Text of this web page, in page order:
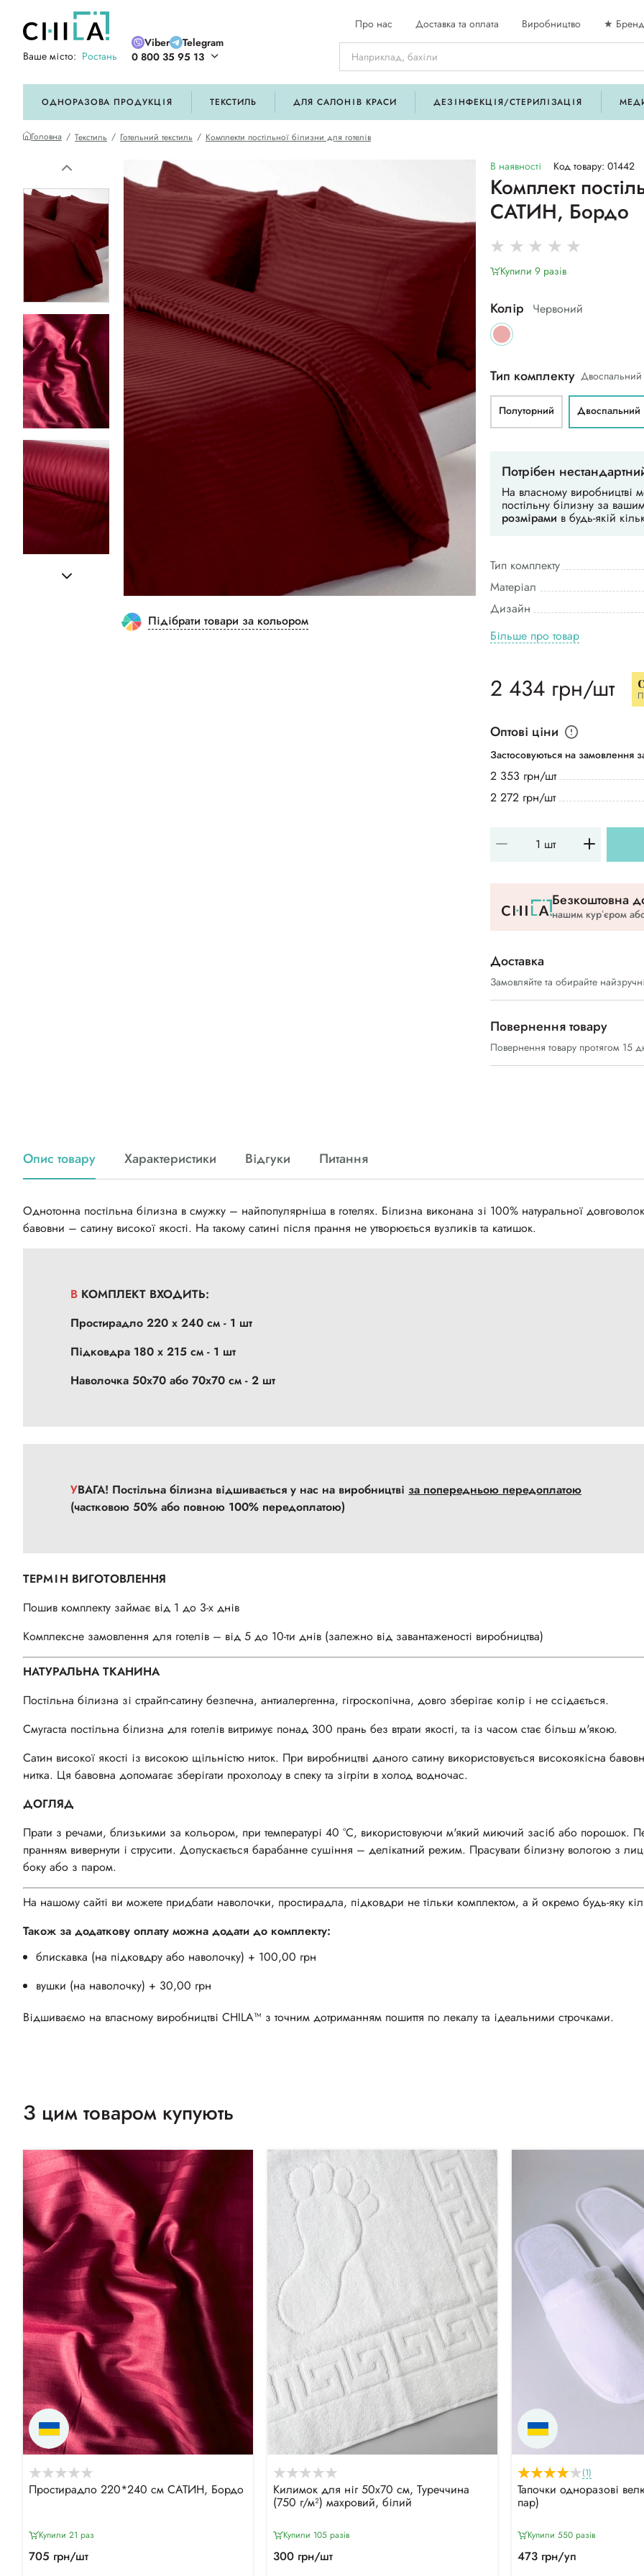
Ваше місто: Ростань
Viber
Telegram
0 800 35 95 13
Про нас Доставка та оплата Виробництво ★
ОДНОРАЗОВА ПРОДУКЦІЯ ТЕКСТИЛЬ ДЛЯ САЛОНІВ КРАСИ ДЕЗІНФЕКЦІЯ/СТЕРИЛІЗАЦІЯ
Головна Текстиль Готельний текстиль Комплекти постільної білизни для готелів
Підібрати товари за кольором
В наявності Код товару: 01442
Комплект
САТИН, Бордо
Купили 9 разiв
Колір Червоний
Тип комплекту Двоспальний
Полуторний Двоспальний
Потрібен
На власному виробництві
постільну білизну за
розмірами в будь-якій
Тип комплекту
Матеріал
Дизайн
Більше про товар
2 434 грн/шт
Оптові ціни
Застосовуються на замовлення
2 353 грн/шт
2 272 грн/шт
Безкоштовна
нашим курʼєром
Доставка
Замовляйте та обирайте
Повернення товару
Повернення товару протягом 15
Опис товару Характеристики Відгуки Питання
Однотонна постільна білизна в смужку – найпопулярніша в готелях. Білизна виконана зі 100% натуральної
бавовни – сатину високої якості. На такому сатині після прання не утворюється вузликів та катишок.
В КОМПЛЕКТ ВХОДИТЬ:
Простирадло 220 х 240 см - 1 шт
Підковдра 180 х 215 см - 1 шт
Наволочка 50х70 або 70х70 см - 2 шт
УВАГА! Постільна білизна відшивається у нас на виробництві за попередньою передоплатою
(частковою 50% або повною 100% передоплатою)
ТЕРМІН ВИГОТОВЛЕННЯ
Пошив комплекту займає від 1 до 3-х днів
Комплексне замовлення для готелів – від 5 до 10-ти днів (залежно від завантаженості виробництва)
НАТУРАЛЬНА ТКАНИНА
Постільна білизна зі страйп-сатину безпечна, антиалергенна, гігроскопічна, довго зберігає колір і не ссідається.
Смугаста постільна білизна для готелів витримує понад 300 прань без втрати якості, та із часом стає більш м'якою.
Сатин високої якості із високою щільністю ниток. При виробництві даного сатину використовується високоякісна
нитка. Ця бавовна допомагає зберігати прохолоду в спеку та зігріти в холод водночас.
ДОГЛЯД
Прати з речами, близькими за кольором, при температурі 40 °С, використовуючи м'який миючий засіб або порошок.
пранням вивернути і струсити. Допускається барабанне сушіння – делікатний режим. Прасувати білизну вологою з
боку або з паром.
На нашому сайті ви можете придбати наволочки, простирадла, підковдри не тільки комплектом, а й окремо будь-яку
Також за додаткову оплату можна додати до комплекту:
блискавка (на підковдру або наволочку) + 100,00 грн
вушки (на наволочку) + 30,00 грн
Відшиваємо на власному виробництві CHILA™ з точним дотриманням пошиття по лекалу та ідеальними строчками.
З цим товаром купують
Простирадло 220*240 см САТИН, Бордо
Купили 21 раз
705 грн/шт
Килимок для ніг 50х70 см, Туреччина
(750 г/м²) махровий, білий
Купили 105 разiв
300 грн/шт
(1)
Тапочки одноразові
пар)
Купили 550 разiв
473 грн/уп